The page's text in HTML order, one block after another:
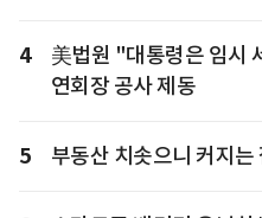
4
美법원 "대통령은 임시
연회장 공사 제동
5 부동산 치솟으니 커지는